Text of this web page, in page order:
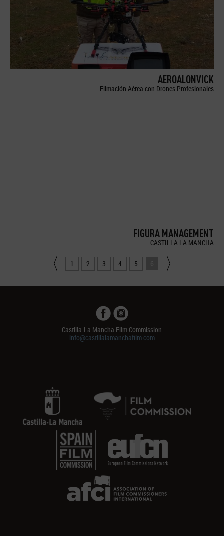
AEROALONVICK
Filmación Aérea con Drones Profesionales
FIGURA MANAGEMENT
CASTILLA LA MANCHA
1 2 3 4 5 6
Castilla-La Mancha Film Commission
info@castillalamanchafilm.com